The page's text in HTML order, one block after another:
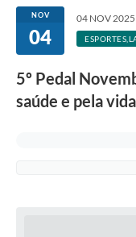
NOV
04
04 NOV 2025
5º Pedal
saúde e pela